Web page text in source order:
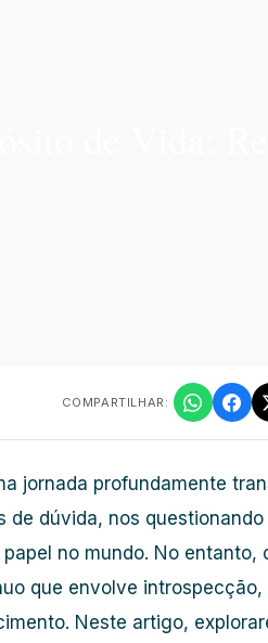
COMPARTILHAR:
jornada profundamente
de dúvida, nos
no mundo. No entanto,
que envolve introspecção,
Neste artigo,